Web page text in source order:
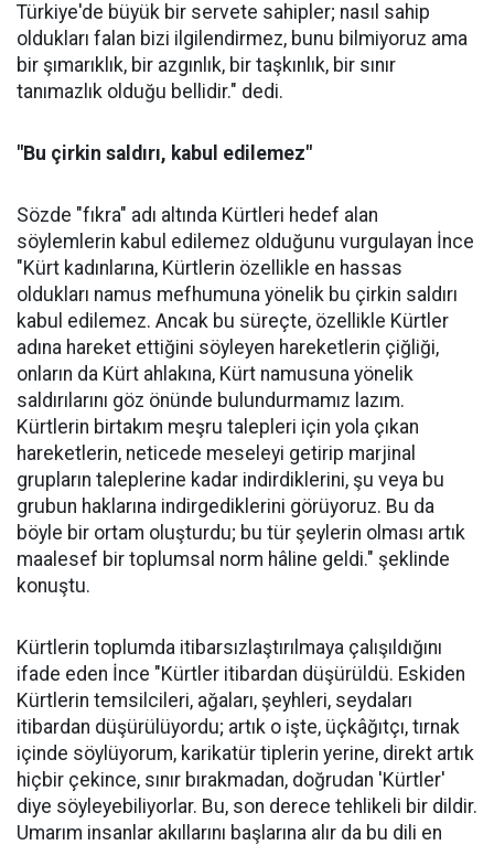
Türkiye'de büyük bir servete sahipler; nasıl sahip
oldukları falan bizi ilgilendirmez, bunu bilmiyoruz ama
bir şımarıklık, bir azgınlık, bir taşkınlık, bir sınır
tanımazlık olduğu bellidir." dedi.
"Bu çirkin saldırı, kabul edilemez"
Sözde "fıkra" adı altında Kürtleri hedef alan
söylemlerin kabul edilemez olduğunu vurgulayan İnce
"Kürt kadınlarına, Kürtlerin özellikle en hassas
oldukları namus mefhumuna yönelik bu çirkin saldırı
kabul edilemez. Ancak bu süreçte, özellikle Kürtler
adına hareket ettiğini söyleyen hareketlerin çiğliği,
onların da Kürt ahlakına, Kürt namusuna yönelik
saldırılarını göz önünde bulundurmamız lazım.
Kürtlerin birtakım meşru talepleri için yola çıkan
hareketlerin, neticede meseleyi getirip marjinal
grupların taleplerine kadar indirdiklerini, şu veya bu
grubun haklarına indirgediklerini görüyoruz. Bu da
böyle bir ortam oluşturdu; bu tür şeylerin olması artık
maalesef bir toplumsal norm hâline geldi." şeklinde
konuştu.
Kürtlerin toplumda itibarsızlaştırılmaya çalışıldığını
ifade eden İnce "Kürtler itibardan düşürüldü. Eskiden
Kürtlerin temsilcileri, ağaları, şeyhleri, seydaları
itibardan düşürülüyordu; artık o işte, üçkâğıtçı, tırnak
içinde söylüyorum, karikatür tiplerin yerine, direkt artık
hiçbir çekince, sınır bırakmadan, doğrudan 'Kürtler'
diye söyleyebiliyorlar. Bu, son derece tehlikeli bir dildir.
Umarım insanlar akıllarını başlarına alır da bu dili en